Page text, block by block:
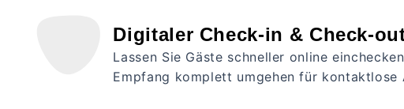
Digitaler Check-in & Check-
Lassen Sie Gäste schneller online
Empfang komplett umgehen für kontaktlose